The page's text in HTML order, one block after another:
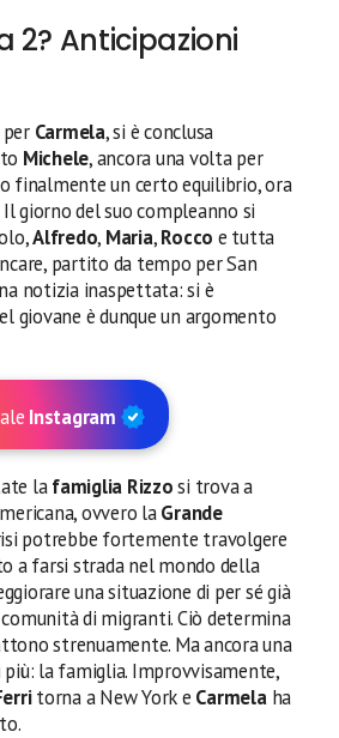
2? Anticipazioni
Carmela, si è conclusa
Michele, ancora una volta per
finalmente un certo equilibrio, ora
giorno del suo compleanno si
Alfredo, Maria,Rocco e tutta
partito da tempo per San
notizia inaspettata: si è
giovane è dunque un argomento
Instagram
lafamiglia Rizzosi trova a
ovvero laGrande
potrebbe fortemente travolgere
a farsi strada nel mondo della
una situazione di per sé già
di migranti. Ciò determina
strenuamente. Ma ancora una
la famiglia. Improvvisamente,
torna a New York e Carmelaha